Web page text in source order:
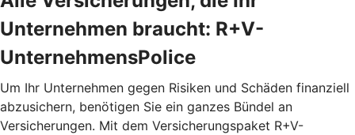
Unternehmen braucht: R+V-
UnternehmensPolice
Um Ihr Unternehmen gegen Risiken und Schäden finanziell
abzusichern, benötigen Sie ein ganzes Bündel an
Versicherungen. Mit dem Versicherungspaket R+V-